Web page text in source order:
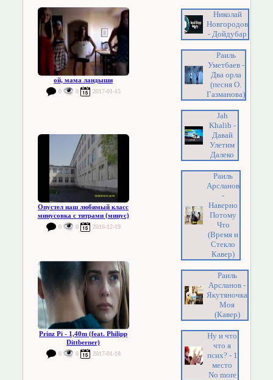
ой, мама ландыши
0 0 2017-01-15
Опустел наш любимый класс
минусовка с титрами (минус)
0 0 2016-12-19
Prinz Pi - 1,40m (feat. Philipp
Dittberner)
0 0 2017-01-18
Николай
Новгородов
- Дойдубар
Раиль
Уметбаев -
Два орла
(песня О.
Газманова)
Jah
Khalib -
Давай
Улетим
Далеко
Раиль
Арсланов
-
Наверно
Потому
Что
(Время и
Стекло
Кавер)
Раиль
Арсланов -
Якутяночка
Моя
(Кавер)
Ну и что
что я
псих? - 1
место
No more